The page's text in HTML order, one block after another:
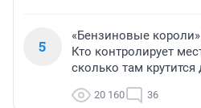
5
«Бензиновые
Кто контролирует
сколько там крутится
20 160 36